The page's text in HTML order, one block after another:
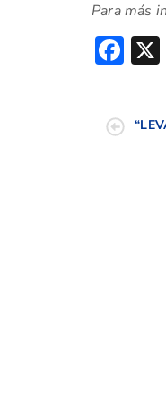
Para más